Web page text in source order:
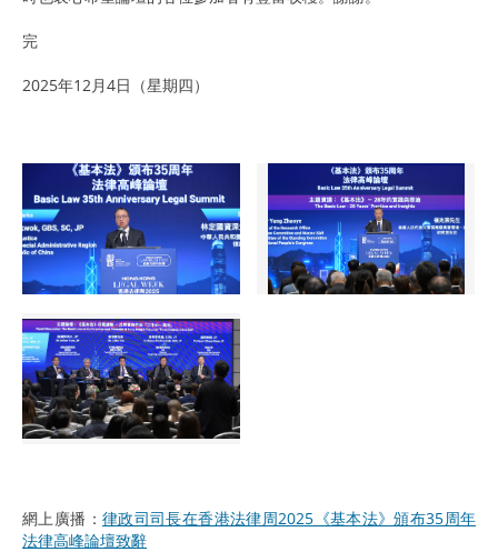
完
2025年12月4日（星期四）
網上廣播： 律政司司長在香港法律周2025《基本法》頒布35周年
法律高峰論壇致辭